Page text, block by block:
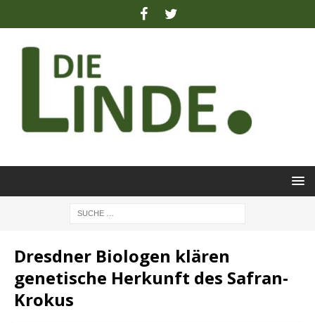
Dresdner Biologen klären
genetische Herkunft des Safran-
Krokus